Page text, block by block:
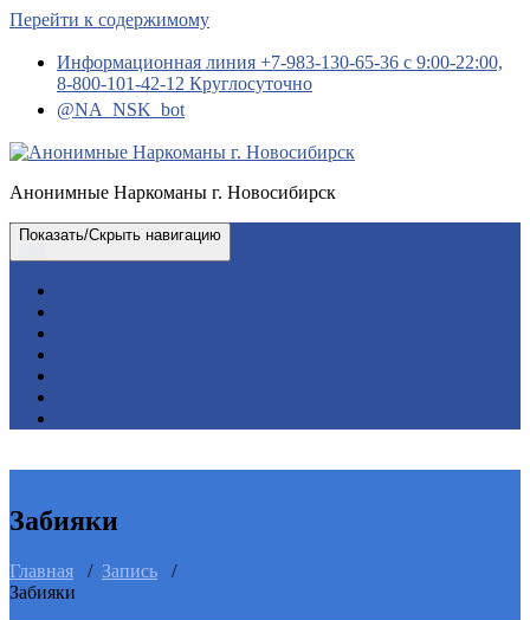
Перейти к содержимому
Информационная линия +7-983-130-65-36 с 9:00-22:00,
8-800-101-42-12 Круглосуточно
@NA_NSK_bot
Анонимные Наркоманы г. Новосибирск
Показать/Скрыть навигацию
Забияки
Главная / Запись /
Забияки